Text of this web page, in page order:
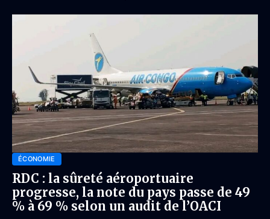
ÉCONOMIE
RDC : la sûreté aéroportuaire
progresse, la note du pays passe de 49
% à 69 % selon un audit de l’OACI